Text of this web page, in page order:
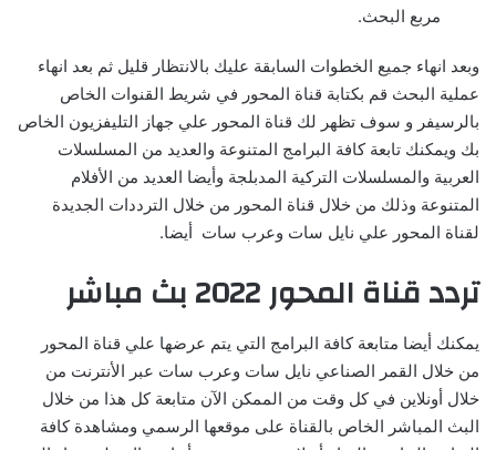
مربع البحث.
وبعد انهاء جميع الخطوات السابقة عليك بالانتظار قليل ثم بعد انهاء
عملية البحث قم بكتابة قناة المحور في شريط القنوات الخاص
بالرسيفر و سوف تظهر لك قناة المحور علي جهاز التليفزيون الخاص
بك ويمكنك تابعة كافة البرامج المتنوعة والعديد من المسلسلات
العربية والمسلسلات التركية المدبلجة وأيضا العديد من الأفلام
المتنوعة وذلك من خلال قناة المحور من خلال الترددات الجديدة
لقناة المحور علي نايل سات وعرب سات أيضا.
تردد قناة المحور 2022 بث مباشر
يمكنك أيضا متابعة كافة البرامج التي يتم عرضها علي قناة المحور
من خلال القمر الصناعي نايل سات وعرب سات عبر الأنترنت من
خلال أونلاين في كل وقت من الممكن الآن متابعة كل هذا من خلال
البث المباشر الخاص بالقناة على موقعها الرسمي ومشاهدة كافة